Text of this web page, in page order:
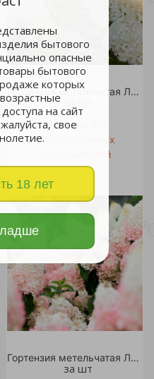
бытового
опасные
бытового
которых
на сайт
свое
18 лет
Гортензия метельчатая Ливинг Шуга Раш С2 1шт
Доступно для
авторизованных
пользователей
Гортензия метельчатая Ливинг Страуберри Блоссом С2 1шт
за шт